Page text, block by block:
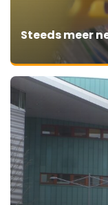
Steeds meer